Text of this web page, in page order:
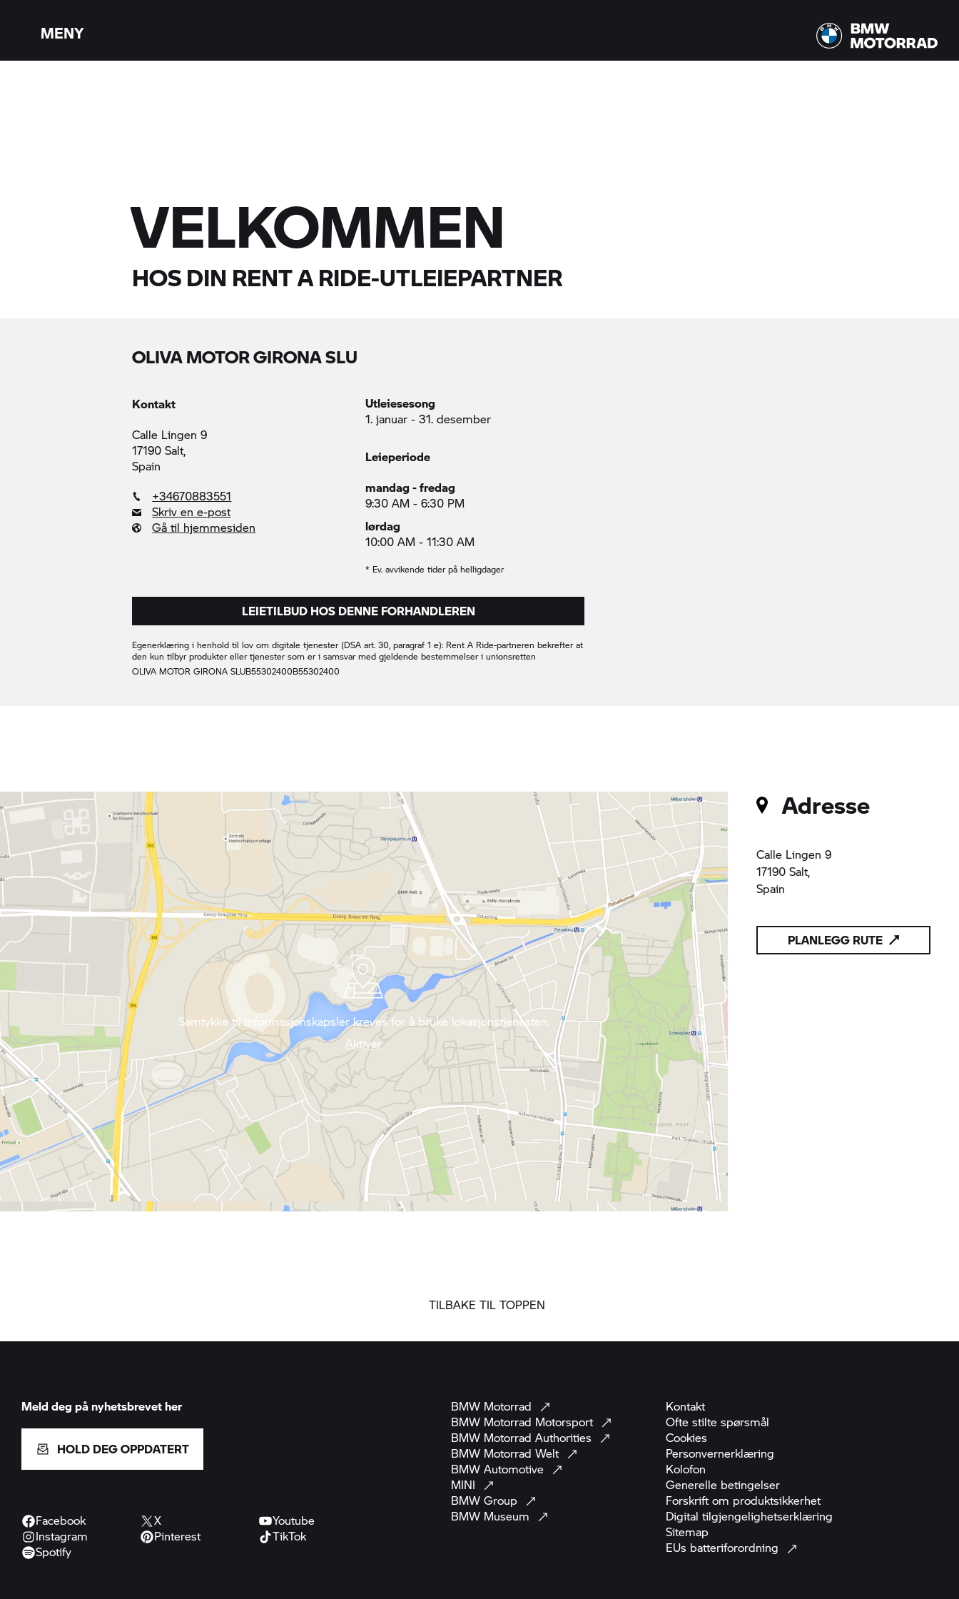
MENY
VELKOMMEN
HOS DIN RENT A RIDE-UTLEIEPARTNER
OLIVA MOTOR GIRONA SLU
Kontakt
Calle Lingen 9
17190 Salt,
Spain
+34670883551
Skriv en e-post
Gå til hjemmesiden
Utleiesesong
1. januar - 31. desember
Leieperiode
mandag - fredag
9:30 AM - 6:30 PM
lørdag
10:00 AM - 11:30 AM
* Ev. avvikende tider på helligdager
LEIETILBUD HOS DENNE FORHANDLEREN
Egenerklæring i henhold til lov om digitale tjenester (DSA art. 30, paragraf 1 e): Rent A Ride-partneren bekrefter at
den kun tilbyr produkter eller tjenester som er i samsvar med gjeldende bestemmelser i unionsretten
OLIVA MOTOR GIRONA SLUB55302400B55302400
Adresse
Calle Lingen 9
17190 Salt,
Spain
PLANLEGG RUTE
Samtykke til informasjonskapsler kreves for å bruke lokasjonstjenesten.
Aktiver
TILBAKE TIL TOPPEN
Meld deg på nyhetsbrevet her
HOLD DEG OPPDATERT
Facebook X
Youtube
Instagram
Pinterest
TikTok
Spotify
BMW Motorrad
BMW Motorrad Motorsport
BMW Motorrad Authorities
BMW Motorrad Welt
BMW Automotive
MINI
BMW Group
BMW Museum
Kontakt
Ofte stilte spørsmål
Cookies
Personvernerklæring
Kolofon
Generelle betingelser
Forskrift om produktsikkerhet
Digital tilgjengelighetserklæring
Sitemap
EUs batteriforordning